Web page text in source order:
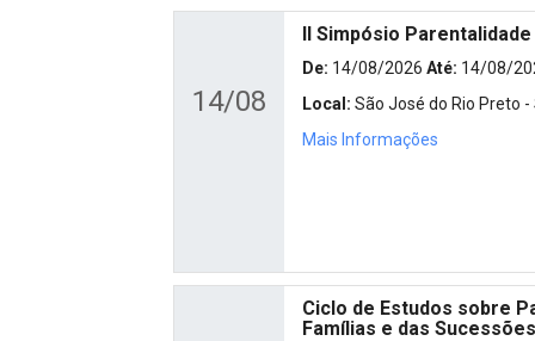
14/08
II Simpósio
De: 14/08/2026 Até: 14/08/
Local: São José do Rio Preto -
Mais Informações
Ciclo de Estudos sobre
Famílias e das Sucessões